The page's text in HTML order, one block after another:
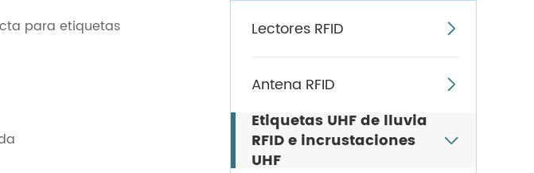
para etiquetas
Lectores RFID 
Antena RFID 
Etiquetas UHF de lluvia
RFID e incrustaciones
UHF
